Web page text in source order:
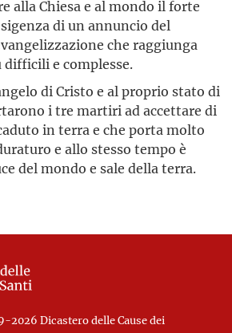
alla Chiesa e al mondo il forte
di un annuncio del
che raggiunga
difficili e complesse.
di Cristo e al proprio stato di
i tre martiri ad accettare di
in terra e che porta molto
e allo stesso tempo è
del mondo e sale della terra.
2026 Dicastero delle Cause dei